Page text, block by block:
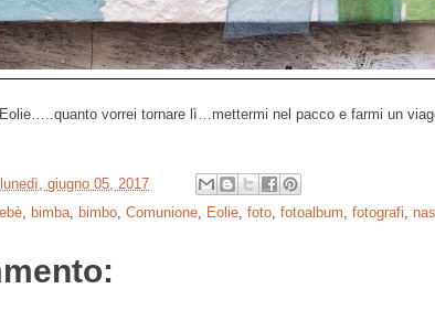
Eolie…..quanto vorrei tornare lì…mettermi nel pacco e farmi un
lunedì, giugno 05, 2017
, bimba, bimbo, Comunione, Eolie, foto, fotoalbum, fotografi,